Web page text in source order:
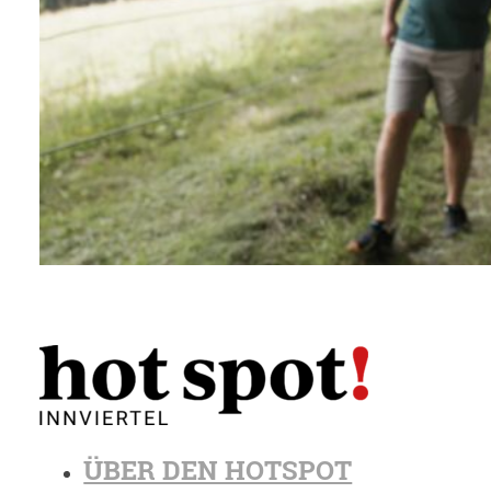
ÜBER DEN HOTSPOT